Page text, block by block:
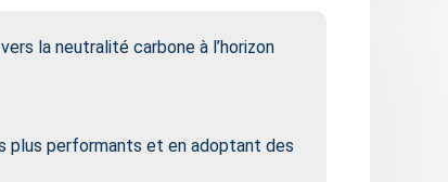
la neutralité carbone à l’horizon
plus performants et en adoptant des